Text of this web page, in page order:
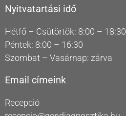
Nyitvatartási idő
Hétfő – Csütörtök: 8:00 – 18:30
Péntek: 8:00 – 16:30
Szombat – Vasárnap: zárva
Email címeink
Recepció